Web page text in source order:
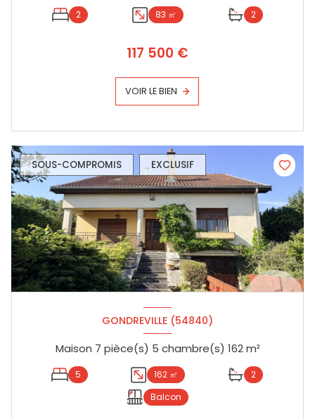
2 83 ㎡ 2
117 500 €
VOIR LE BIEN
SOUS-COMPROMIS EXCLUSIF
GONDREVILLE (54840)
Maison 7 pièce(s) 5 chambre(s) 162 m²
5 162 ㎡
2
Balcon